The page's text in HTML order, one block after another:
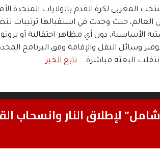
المغربي لكرة القدم بالولايات المتحدة
العالم، حيث وجدت في استقبالها ترتيبات
الأساسية، دون أي مظاهر احتفالية أو
وسائل النقل والإقامة وفق البرنامج
البعثة مباشرة … تابع الخبر
لإطلاق النار وانسحاب